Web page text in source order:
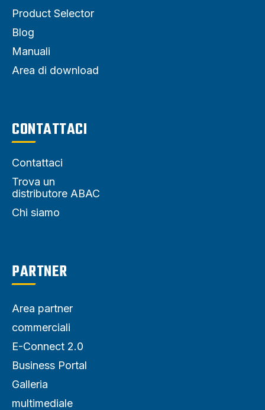
Product Selector
Blog
Manuali
Area di download
CONTATTACI
Contattaci
Trova un
distributore ABAC
Chi siamo
PARTNER
Area partner
commerciali
E-Connect 2.0
Business Portal
Galleria
multimediale